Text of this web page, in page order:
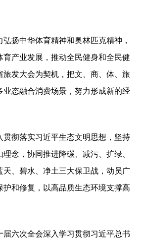
中华体育精神和奥林匹克精神，
育产业发展，推动全民健身和全民健
旅发大会为契机，把文、商、体、旅
业态融合消费场景，努力形成新的经
彻落实习近平生态文明思想，坚持
念，协同推进降碳、减污、扩绿、
天、碧水、净土三大保卫战，动员广
护和修复，以高品质生态环境支撑高
六次全会深入学习贯彻习近平总书